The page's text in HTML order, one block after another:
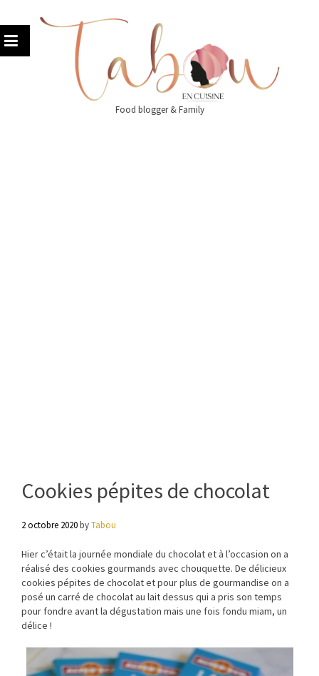
to
content
Food blogger & Family
Cookies pépites de chocolat
2 octobre 2020byTabou
Hier c’était la journée mondiale du chocolat et à l’occasion on a
réalisé des cookies gourmands avec chouquette. De délicieux
cookies pépites de chocolat et pour plus de gourmandise on a
posé un carré de chocolat au lait dessus qui a pris son temps
pour fondre avant la dégustation mais une fois fondu miam, un
délice !